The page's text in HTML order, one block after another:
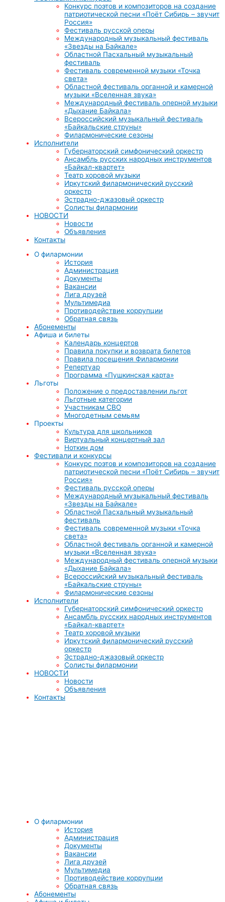
Конкурс поэтов и композиторов на создание
патриотической песни «Поёт Сибирь – звучит
Россия»
Фестиваль русской оперы
Международный музыкальный фестиваль
«Звезды на Байкале»
Областной Пасхальный музыкальный
фестиваль
Фестиваль современной музыки «Точка
света»
Областной фестиваль органной и камерной
музыки «Вселенная звука»
Международный фестиваль оперной музыки
«Дыхание Байкала»
Всероссийский музыкальный фестиваль
«Байкальские струны»
Филармонические сезоны
Исполнители
Губернаторский симфонический оркестр
Ансамбль русских народных инструментов
«Байкал-квартет»
Театр хоровой музыки
Иркутский филармонический русский
оркестр
Эстрадно-джазовый оркестр
Солисты филармонии
НОВОСТИ
Новости
Объявления
Контакты
О филармонии
История
Администрация
Документы
Вакансии
Лига друзей
Мультимедиа
Противодействие коррупции
Обратная связь
Абонементы
Афиша и билеты
Календарь концертов
Правила покупки и возврата билетов
Правила посещения Филармонии
Репертуар
Программа «Пушкинская карта»
Льготы
Положение о предоставлении льгот
Льготные категории
Участникам СВО
Многодетным семьям
Проекты
Культура для школьников
Виртуальный концертный зал
Ноткин дом
Фестивали и конкурсы
Конкурс поэтов и композиторов на создание
патриотической песни «Поёт Сибирь – звучит
Россия»
Фестиваль русской оперы
Международный музыкальный фестиваль
«Звезды на Байкале»
Областной Пасхальный музыкальный
фестиваль
Фестиваль современной музыки «Точка
света»
Областной фестиваль органной и камерной
музыки «Вселенная звука»
Международный фестиваль оперной музыки
«Дыхание Байкала»
Всероссийский музыкальный фестиваль
«Байкальские струны»
Филармонические сезоны
Исполнители
Губернаторский симфонический оркестр
Ансамбль русских народных инструментов
«Байкал-квартет»
Театр хоровой музыки
Иркутский филармонический русский
оркестр
Эстрадно-джазовый оркестр
Солисты филармонии
НОВОСТИ
Новости
Объявления
Контакты
О филармонии
История
Администрация
Документы
Вакансии
Лига друзей
Мультимедиа
Противодействие коррупции
Обратная связь
Абонементы